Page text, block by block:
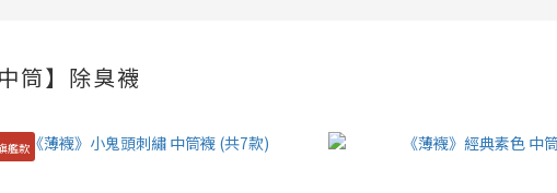
中筒】除臭襪
艦款